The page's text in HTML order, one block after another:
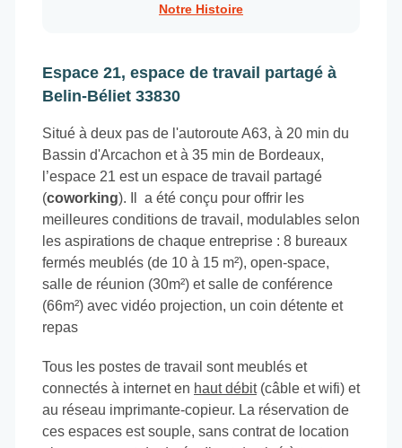
Notre Histoire
Espace 21, espace de travail partagé à
Belin-Béliet 33830
Situé à deux pas de l'autoroute A63, à 20 min du
Bassin d'Arcachon et à 35 min de Bordeaux,
l’espace 21 est un espace de travail partagé
(coworking). Il a été conçu pour offrir les
meilleures conditions de travail, modulables selon
les aspirations de chaque entreprise : 8 bureaux
fermés meublés (de 10 à 15 m²), open-space,
salle de réunion (30m²) et salle de conférence
(66m²) avec vidéo projection, un coin détente et
repas
Tous les postes de travail sont meublés et
connectés à internet en haut débit(câble et wifi) et
au réseau imprimante-copieur. La réservation de
ces espaces est souple, sans contrat de location